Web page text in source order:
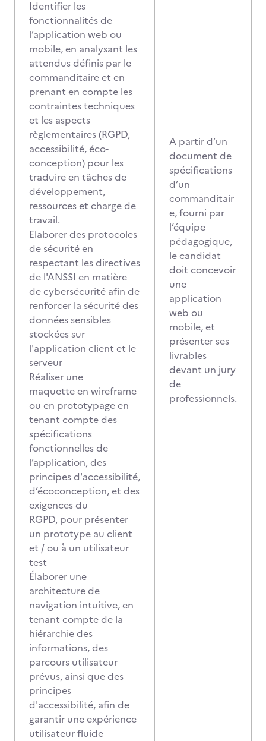
Identifier les
fonctionnalités de
l’application web ou
mobile, en analysant les
attendus définis par le
commanditaire et en
prenant en compte les
contraintes techniques
et les aspects
règlementaires (RGPD,
accessibilité, éco-
conception) pour les
traduire en tâches de
développement,
ressources et charge de
travail.
Elaborer des protocoles
de sécurité en
respectant les directives
de l'ANSSI en matière
de cybersécurité afin de
renforcer la sécurité des
données sensibles
stockées sur
l'application client et le
serveur
Réaliser une
maquette en wireframe
ou en prototypage en
tenant compte des
spécifications
fonctionnelles de
l’application, des
principes d'accessibilité,
d’écoconception, et des
exigences du
RGPD, pour présenter
un prototype au client
et / ou à̀ un utilisateur
test
Élaborer une
architecture de
navigation intuitive, en
tenant compte de la
hiérarchie des
informations, des
parcours utilisateur
prévus, ainsi que des
principes
d'accessibilité, afin de
garantir une expérience
utilisateur fluide
A partir d’un
document de
spécifications
d’un
commanditair
e, fourni par
l’équipe
pédagogique,
le candidat
doit concevoir
une
application
web ou
mobile, et
présenter ses
livrables
devant un jury
de
professionnels.